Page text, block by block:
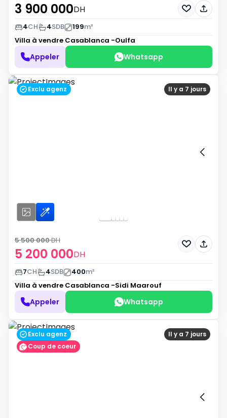
3 900 000DH
4CH 4SDB 199m²
Villa à vendre Casablanca -Oulfa
Appeler Whatsapp
Il y a 7 jours
Exclu agenz
5 200 000DH
5 500 000DH
7CH 4SDB 400m²
Villa à vendre Casablanca -Sidi Maarouf
Appeler Whatsapp
Il y a 7 jours
Exclu agenz
Coup de coeur